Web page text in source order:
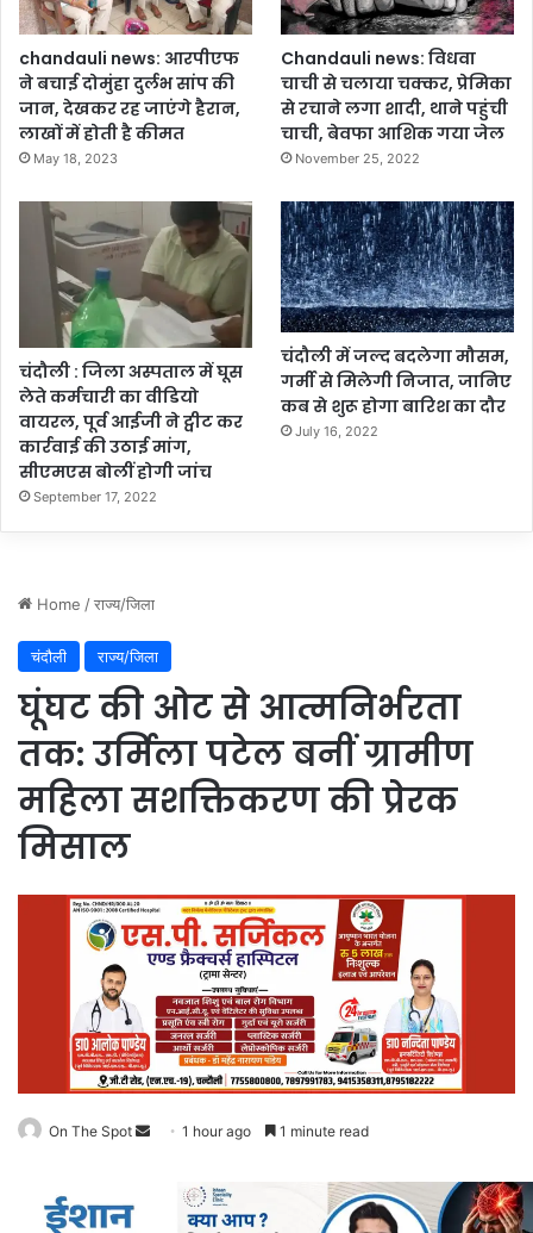
नं
य
ने
पे
ड़ों
म
ला
प्र
का
श
डी
ए
म
ने
प
र
तै
chandauli news: आरपीएफ
ने बचाई दोमुंहा दुर्लभ सांप की
जान, देखकर रह जाएंगे हैरान,
लाखों में होती है कीमत
May 18, 2023
Chandauli news: विधवा
चाची से चलाया चक्कर, प्रेमिका
से रचाने लगा शादी, थाने पहुंची
चाची, बेवफा आशिक गया जेल
November 25, 2022
चंदौली : जिला अस्पताल में घूस
लेते कर्मचारी का वीडियो
वायरल, पूर्व आईजी ने ट्वीट कर
कार्रवाई की उठाई मांग,
सीएमएस बोलीं होगी जांच
September 17, 2022
चंदौली में जल्द बदलेगा मौसम,
गर्मी से मिलेगी निजात, जानिए
कब से शुरू होगा बारिश का दौर
July 16, 2022